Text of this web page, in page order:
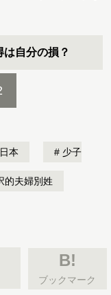
は自分の損？
本 少子
的夫婦別姓
B!
ブックマーク